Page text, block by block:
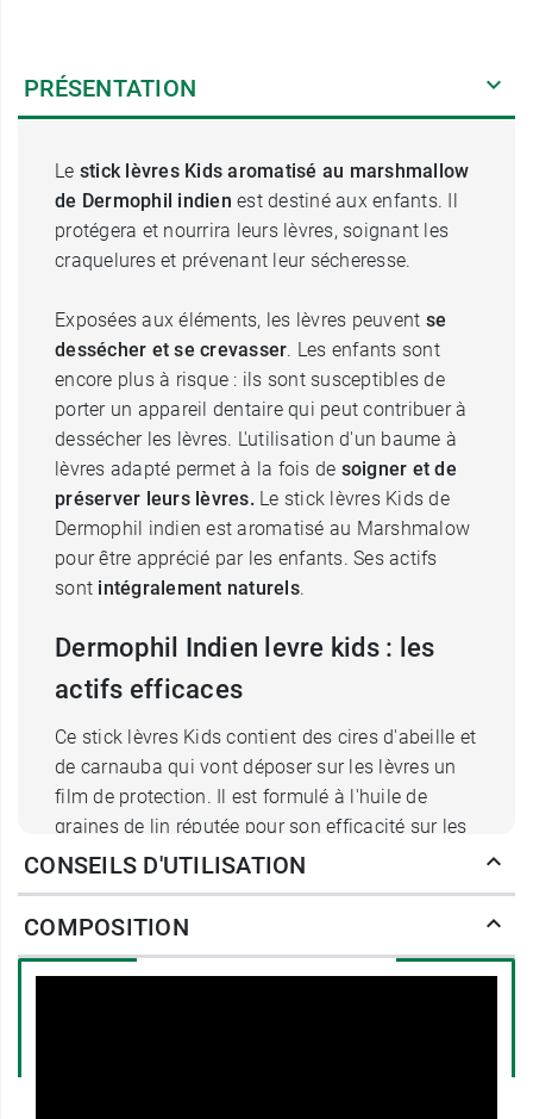
PRÉSENTATION
Le stick lèvres Kids aromatisé au marshmallow
de Dermophil indien est destiné aux enfants. Il
protégera et nourrira leurs lèvres, soignant les
craquelures et prévenant leur sécheresse.
Exposées aux éléments, les lèvres peuvent se
dessécher et se crevasser. Les enfants sont
encore plus à risque : ils sont susceptibles de
porter un appareil dentaire qui peut contribuer à
dessécher les lèvres. L'utilisation d'un baume à
lèvres adapté permet à la fois de soigner et de
préserver leurs lèvres.Le stick lèvres Kids de
Dermophil indien est aromatisé au Marshmalow
pour être apprécié par les enfants. Ses actifs
sont intégralement naturels.
Dermophil Indien levre kids : les
actifs efficaces
Ce stick lèvres Kids contient des cires d'abeille et
de carnauba qui vont déposer sur les lèvres un
film de protection. Il est formulé à l'huile de
graines de lin réputée pour son efficacité sur les
lèvres craquelées et au beurre de karité, riche en
macadamia apportera ses vertus apaisantes et
assouplissantes. Enfin, le beurre de cacao et
CONSEILS D'UTILISATION
COMPOSITION